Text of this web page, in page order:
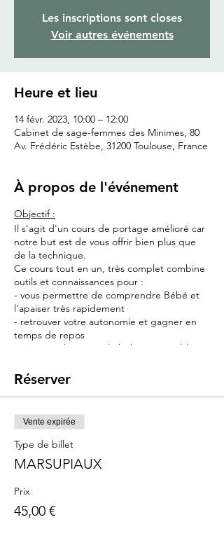
Les inscriptions sont closes
Voir autres événements
Heure et lieu
14 févr. 2023, 10:00 – 12:00
Cabinet de sage-femmes des Minimes, 80
Av. Frédéric Estèbe, 31200 Toulouse, France
À propos de l'événement
Objectif :
Il s'agit d'un cours de portage amélioré car
notre but est de vous offrir bien plus que
de la technique.
Ce cours tout en un, très complet combine
outils et connaissances pour :
- vous permettre de comprendre Bébé et
l'apaiser très rapidement
- retrouver votre autonomie et gagner en
temps de repos
- retrouver la notice du bébé qui semble
indispensable pour soulager vos bras et
apaiser bébé
➡️ Sommeil : connaissances, outils et
astuces pour endormir bébé et le poser
sans le réveiller
apaiser avec le langage corporel
➡️ les maux de ventre : astuces pour les
Réserver
Vente expirée
Type de billet
MARSUPIAUX
Prix
45,00 €